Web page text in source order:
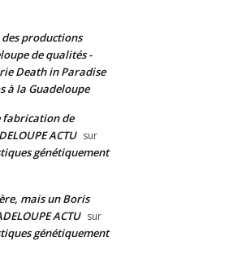
productions
de qualités -
Death in Paradise
à la Guadeloupe
fabrication de
ACTU sur
génétiquement
mais un Boris
ACTU sur
génétiquement